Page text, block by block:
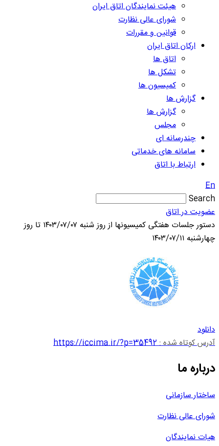
هیئت نمایندگان اتاق ایران
شورای عالی نظارت
قوانین و مقررات
ارکان اتاق ایران
اتاق ها
تشکل ها
کمیسیون ها
گزارش ها
گزارش ها
مجلس
چندرسانه ای
سامانه های خدماتی
ارتباط با اتاق
En
Search
عضویت در اتاق
دستور جلسات هفتگی کمیسیونها از روز شنبه ۱۴۰۳/۰۷/۰۷ تا روز
چهارشنبه ۱۴۰۳/۰۷/۱۱
دانلود
آدرس کوتاه شده :https://iccima.ir/?p=35492
درباره ما
ساختار سازمانی
شورای عالی نظارت
هیات نمایندگان